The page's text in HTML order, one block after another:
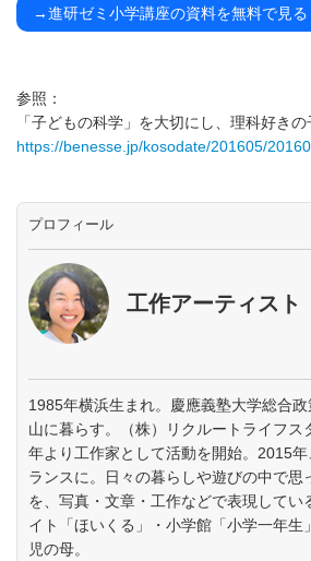
→進研ゼミ小学講座の資料を無料で見る
参照：
「子どもの科学」を大切にし、理科好き
https://benesse.jp/kosodate/201605/
プロフィール
工作アーティス
1985年横浜生まれ。慶應義塾大学総合
山に暮らす。（株）リクルートライフス
年より工作家として活動を開始。2015
ランスに。日々の暮らしや遊びの中で思
を、写真・文章・工作などで表現してい
イト「ほいくる」・小学館「小学一年生
児の母。